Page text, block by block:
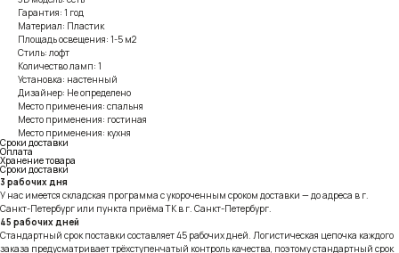
Гарантия: 1 год
Материал: Пластик
Площадь освещения: 1-5 м2
Стиль: лофт
Количество ламп: 1
Установка: настенный
Дизайнер: Не определено
Место применения: спальня
Место применения: гостиная
Место применения: кухня
Сроки доставки
Оплата
Хранение товара
Сроки доставки
3 рабочих дня
У нас имеется складская программа с укороченным сроком доставки — до адреса в г.
Санкт-Петербург или пункта приёма ТК в г. Санкт-Петербург.
45 рабочих дней
Стандартный срок поставки составляет 45 рабочих дней. Логистическая цепочка каждого
заказа предусматривает трёхступенчатый контроль качества, поэтому стандартный срок